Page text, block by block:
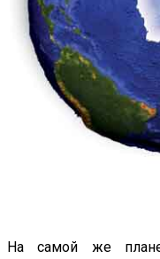
На самой же